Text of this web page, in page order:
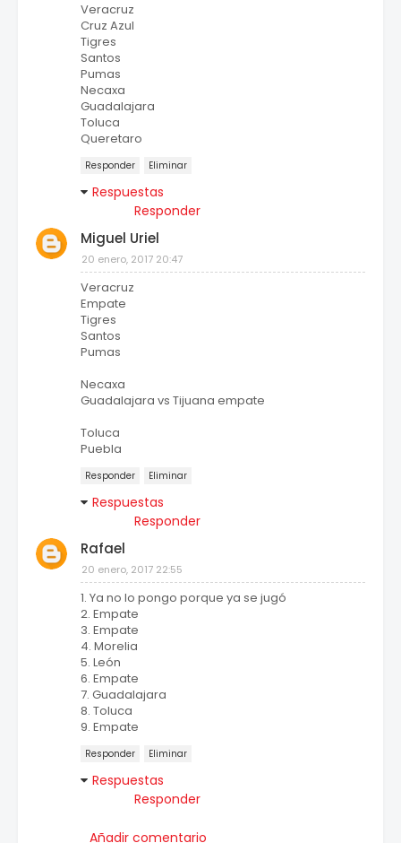
Veracruz
Cruz Azul
Tigres
Santos
Pumas
Necaxa
Guadalajara
Toluca
Queretaro
Responder Eliminar
Respuestas
Responder
Miguel Uriel
20 enero, 2017 20:47
Veracruz
Empate
Tigres
Santos
Pumas
Necaxa
Guadalajara vs Tijuana empate
Toluca
Puebla
Responder Eliminar
Respuestas
Responder
Rafael
20 enero, 2017 22:55
1. Ya no lo pongo porque ya se jugó
2. Empate
3. Empate
4. Morelia
5. León
6. Empate
7. Guadalajara
8. Toluca
9. Empate
Responder Eliminar
Respuestas
Responder
Añadir comentario